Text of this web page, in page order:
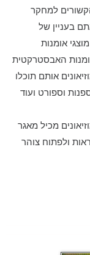
למחקר
בעניין של
אומנות
האבסטרקטית
אותם תוכלו
וספורט ועוד
מכיל מאגר
ולפתוח צוהר